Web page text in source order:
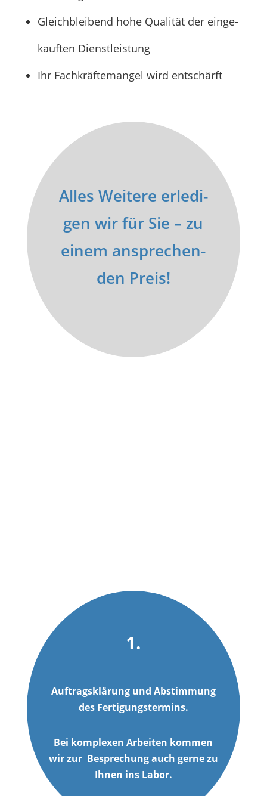
Gleich­blei­bend hohe Qua­li­tät der ein­ge­
kauf­ten Dienstleistung
Ihr Fach­kräf­te­man­gel wird entschärft
Alles Wei­te­re erle­di­
gen wir für Sie – zu
einem anspre­chen­
den Preis!
1.
Auf­trags­klä­rung und Abstim­mung
des Fertigungstermins.
Bei kom­ple­xen Arbei­ten kom­men
wir zur Bespre­chung auch ger­ne zu
Ihnen ins Labor.